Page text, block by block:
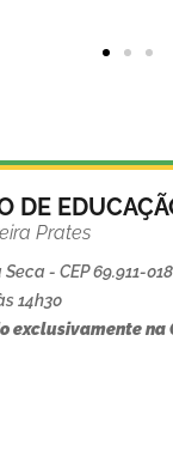
DE
Prates
- CEP 69.911-018
14h30
na